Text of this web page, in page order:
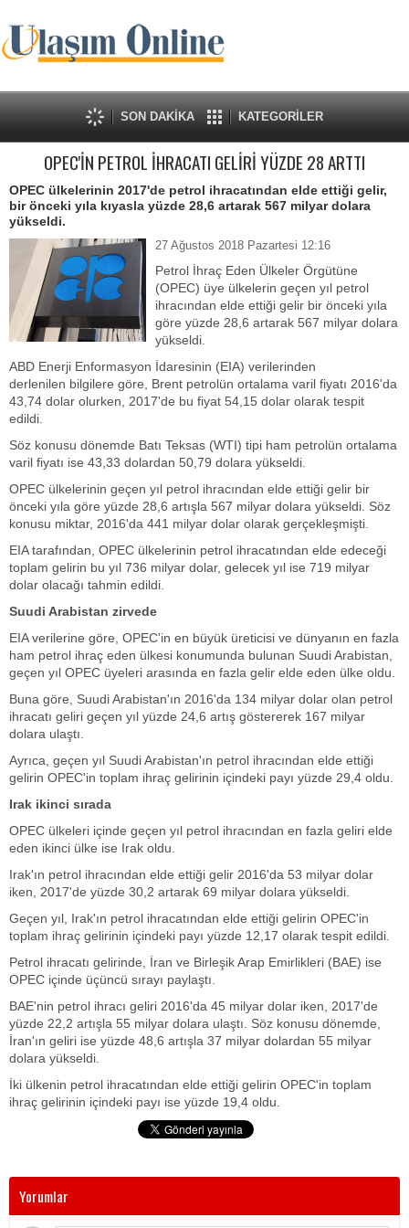
SON DAKİKA KATEGORİLER
OPEC'İN PETROL İHRACATI GELİRİ YÜZDE 28 ARTTI
OPEC ülkelerinin 2017'de petrol ihracatından elde ettiği gelir,
bir önceki yıla kıyasla yüzde 28,6 artarak 567 milyar dolara
yükseldi.
27 Ağustos 2018 Pazartesi 12:16
Petrol İhraç Eden Ülkeler Örgütüne
(OPEC) üye ülkelerin geçen yıl petrol
ihracından elde ettiği gelir bir önceki yıla
göre yüzde 28,6 artarak 567 milyar dolara
yükseldi.
ABD Enerji Enformasyon İdaresinin (EIA) verilerinden
derlenilen bilgilere göre, Brent petrolün ortalama varil fiyatı 2016'da
43,74 dolar olurken, 2017'de bu fiyat 54,15 dolar olarak tespit
edildi.
Söz konusu dönemde Batı Teksas (WTI) tipi ham petrolün ortalama
varil fiyatı ise 43,33 dolardan 50,79 dolara yükseldi.
OPEC ülkelerinin geçen yıl petrol ihracından elde ettiği gelir bir
önceki yıla göre yüzde 28,6 artışla 567 milyar dolara yükseldi. Söz
konusu miktar, 2016'da 441 milyar dolar olarak gerçekleşmişti.
EIA tarafından, OPEC ülkelerinin petrol ihracatından elde edeceği
toplam gelirin bu yıl 736 milyar dolar, gelecek yıl ise 719 milyar
dolar olacağı tahmin edildi.
Suudi Arabistan zirvede
EIA verilerine göre, OPEC'in en büyük üreticisi ve dünyanın en fazla
ham petrol ihraç eden ülkesi konumunda bulunan Suudi Arabistan,
geçen yıl OPEC üyeleri arasında en fazla gelir elde eden ülke oldu.
Buna göre, Suudi Arabistan'ın 2016'da 134 milyar dolar olan petrol
ihracatı geliri geçen yıl yüzde 24,6 artış göstererek 167 milyar
dolara ulaştı.
Ayrıca, geçen yıl Suudi Arabistan'ın petrol ihracından elde ettiği
gelirin OPEC'in toplam ihraç gelirinin içindeki payı yüzde 29,4 oldu.
Irak ikinci sırada
OPEC ülkeleri içinde geçen yıl petrol ihracından en fazla geliri elde
eden ikinci ülke ise Irak oldu.
Irak'ın petrol ihracından elde ettiği gelir 2016'da 53 milyar dolar
iken, 2017'de yüzde 30,2 artarak 69 milyar dolara yükseldi.
Geçen yıl, Irak'ın petrol ihracatından elde ettiği gelirin OPEC'in
toplam ihraç gelirinin içindeki payı yüzde 12,17 olarak tespit edildi.
Petrol ihracatı gelirinde, İran ve Birleşik Arap Emirlikleri (BAE) ise
OPEC içinde üçüncü sırayı paylaştı.
BAE'nin petrol ihracı geliri 2016'da 45 milyar dolar iken, 2017'de
yüzde 22,2 artışla 55 milyar dolara ulaştı. Söz konusu dönemde,
İran'ın geliri ise yüzde 48,6 artışla 37 milyar dolardan 55 milyar
dolara yükseldi.
İki ülkenin petrol ihracatından elde ettiği gelirin OPEC'in toplam
ihraç gelirinin içindeki payı ise yüzde 19,4 oldu.
Yorumlar